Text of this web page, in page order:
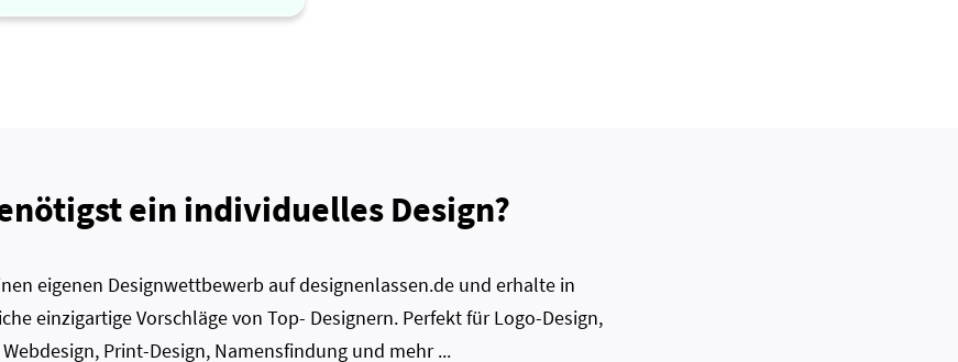
ein individuelles Design?
eigenen Designwettbewerb auf designenlassen.de und erhalte in
einzigartige Vorschläge von Top- Designern. Perfekt für Logo-Design,
Webdesign, Print-Design, Namensfindung und mehr ...